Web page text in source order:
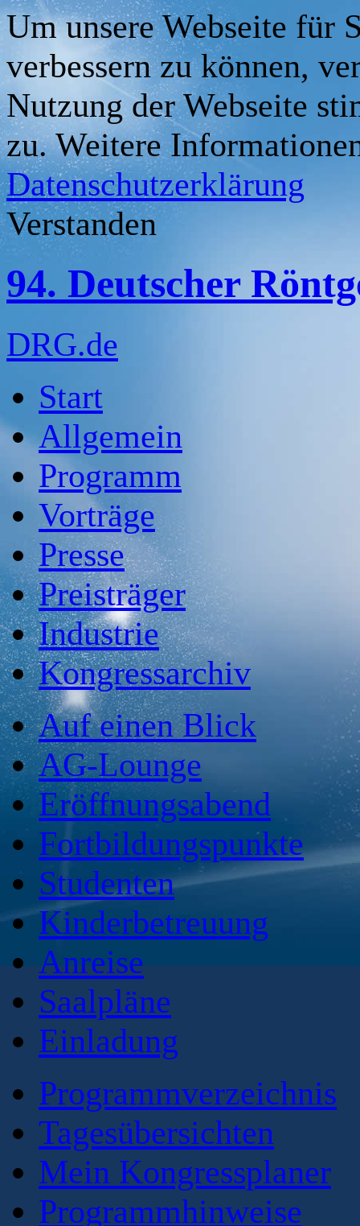
Um unsere Webseite für
verbessern zu können,
Nutzung der Webseite
zu. Weitere
Datenschutzerklärung
Verstanden
94. Deutscher
DRG.de
Start
Allgemein
Programm
Vorträge
Presse
Preisträger
Industrie
Kongressarchiv
Auf einen Blick
AG-Lounge
Eröffnungsabend
Fortbildungspunkte
Studenten
Kinderbetreuung
Anreise
Saalpläne
Einladung
Programmverzeichnis
Tagesübersichten
Mein Kongressplaner
Programmhinweise